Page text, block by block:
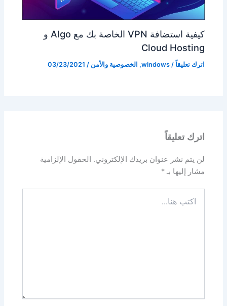
كيفية استضافة VPN الخاصة بك مع Algo و
Cloud Hosting
اترك تعليقاً /
windows
, الخصوصية والأمن /
03/23/2021
اترك تعليقاً
لن يتم نشر عنوان بريدك الإلكتروني.
الحقول الإلزامية
مشار إليها بـ*
هنا...